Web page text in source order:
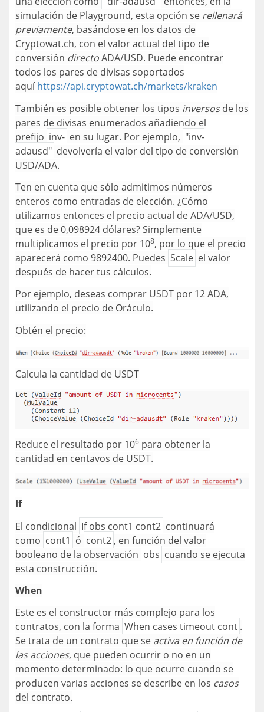
simulación de Playground, esta opción se rellenará
previamente, basándose en los datos de
Cryptowat.ch, con el valor actual del tipo de
conversión directoADA/USD. Puede encontrar
todos los pares de divisas soportados
aquíhttps://api.cryptowat.ch/markets/kraken
También es posible obtener los tipos inversosde los
pares de divisas enumerados añadiendo el
prefijo inv- en su lugar. Por ejemplo, "inv-
adausd" devolvería el valor del tipo de conversión
USD/ADA.
Ten en cuenta que sólo admitimos números
enteros como entradas de elección. ¿Cómo
utilizamos entonces el precio actual de ADA/USD,
que es de 0,098924 dólares? Simplemente
multiplicamos el precio por 108, por lo que el precio
aparecerá como 9892400. Puedes Scale el valor
después de hacer tus cálculos.
Por ejemplo, deseas comprar USDT por 12 ADA,
utilizando el precio de Oráculo.
Obtén el precio:
Calcula la cantidad de USDT
Reduce el resultado por 106 para obtener la
cantidad en centavos de USDT.
If
El condicional If obs cont1 cont2 continuará
como cont1 ó cont2 , en función del valor
booleano de la observación obs cuando se ejecuta
esta construcción.
When
Este es el constructor más complejo para los
contratos, con la forma When cases timeout cont .
Se trata de un contrato que se activa en función de
las acciones, que pueden ocurrir o no en un
momento determinado: lo que ocurre cuando se
producen varias acciones se describe en los casos
del contrato.